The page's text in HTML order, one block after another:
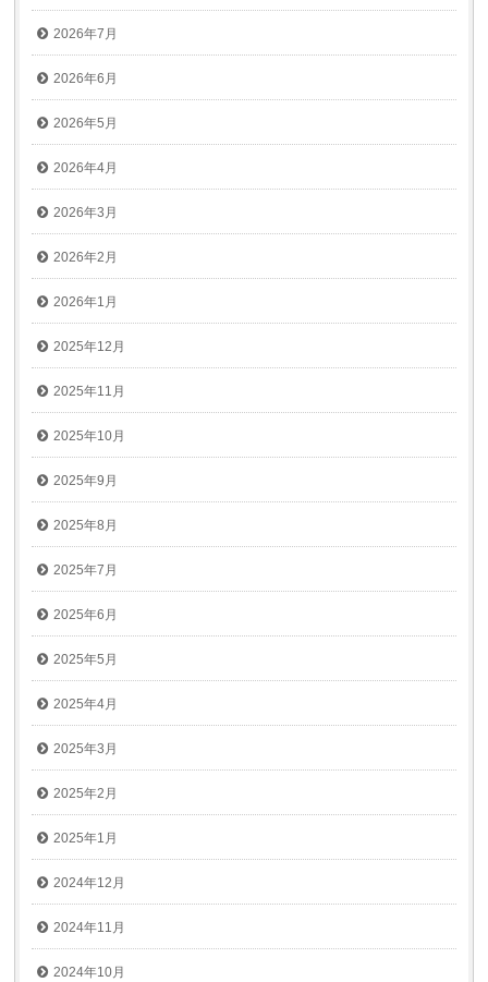
2026年7月
2026年6月
2026年5月
2026年4月
2026年3月
2026年2月
2026年1月
2025年12月
2025年11月
2025年10月
2025年9月
2025年8月
2025年7月
2025年6月
2025年5月
2025年4月
2025年3月
2025年2月
2025年1月
2024年12月
2024年11月
2024年10月